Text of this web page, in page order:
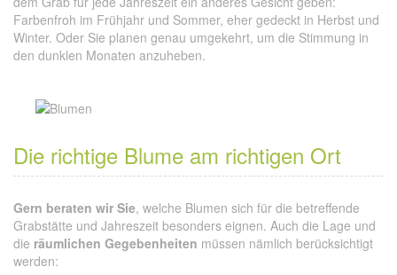
Farbenfroh im Frühjahr und Sommer, eher gedeckt in Herbst und
Winter. Oder Sie planen genau umgekehrt, um die Stimmung in
den dunklen Monaten anzuheben.
Die richtige Blume am richtigen Ort
Gern beraten wir Sie, welche Blumen sich für die betreffende
Grabstätte und Jahreszeit besonders eignen. Auch die Lage und
die räumlichen Gegebenheiten müssen nämlich berücksichtigt
werden: